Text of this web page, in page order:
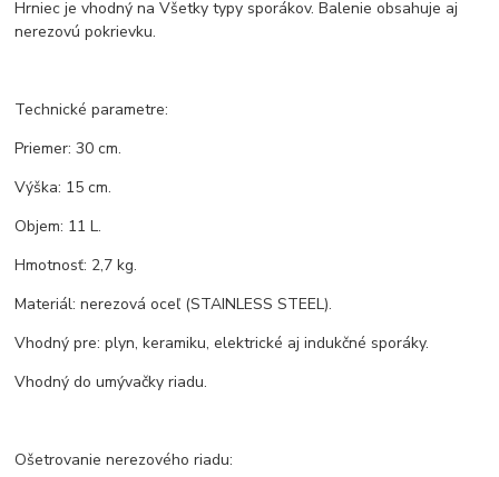
Hrniec je vhodný na Všetky typy sporákov. Balenie obsahuje aj
nerezovú pokrievku.
Technické parametre:
Priemer: 30 cm.
Výška: 15 cm.
Objem: 11 L.
Hmotnosť: 2,7 kg.
Materiál: nerezová oceľ (STAINLESS STEEL).
Vhodný pre: plyn, keramiku, elektrické aj indukčné sporáky.
Vhodný do umývačky riadu.
Ošetrovanie nerezového riadu: